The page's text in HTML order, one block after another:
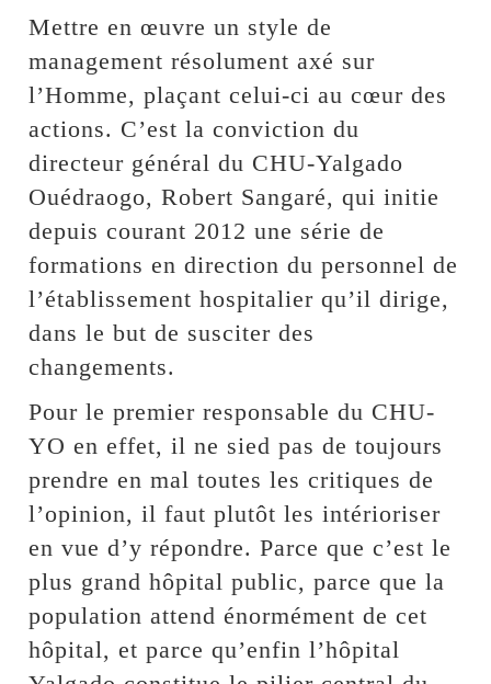
Mettre en œuvre un style de
management résolument axé sur
l’Homme, plaçant celui-ci au cœur des
actions. C’est la conviction du
directeur général du CHU-Yalgado
Ouédraogo, Robert Sangaré, qui initie
depuis courant 2012 une série de
formations en direction du personnel de
l’établissement hospitalier qu’il dirige,
dans le but de susciter des
changements.
Pour le premier responsable du CHU-
YO en effet, il ne sied pas de toujours
prendre en mal toutes les critiques de
l’opinion, il faut plutôt les intérioriser
en vue d’y répondre. Parce que c’est le
plus grand hôpital public, parce que la
population attend énormément de cet
hôpital, et parce qu’enfin l’hôpital